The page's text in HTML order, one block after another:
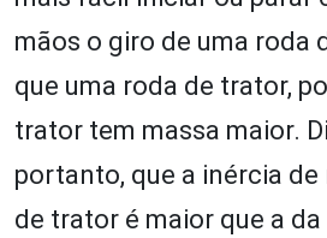
mãos o giro de uma roda
que uma roda de trator,
trator tem massa maior.
portanto, que a inércia
de trator é maior que a